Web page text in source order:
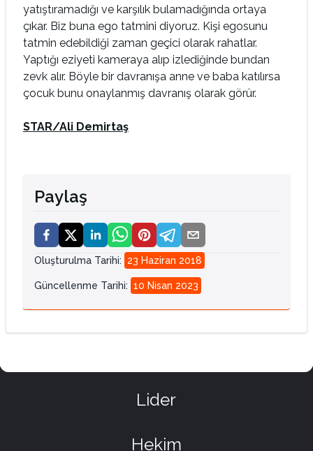
yatıştıramadığı ve karşılık bulamadığında ortaya
çıkar. Biz buna ego tatmini diyoruz. Kişi egosunu
tatmin edebildiği zaman geçici olarak rahatlar.
Yaptığı eziyeti kameraya alıp izlediğinde bundan
zevk alır. Böyle bir davranışa anne ve baba katılırsa
çocuk bunu onaylanmış davranış olarak görür.
STAR/Ali Demirtaş
Paylaş
Oluşturulma Tarihi: 23 Haziran 2018
Güncellenme Tarihi: 10 Nisan 2023
Lider
Hekim